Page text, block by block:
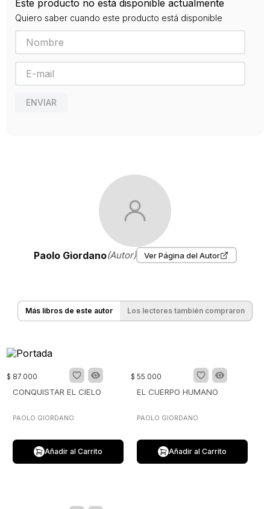
2013
Este producto no está disponible actualmente
Quiero saber cuando este producto está disponible
ENVIAR
Paolo Giordano(Autor) Ver Página del Autor
Más libros de este autor Los lectores también compraron
$ 87.000
CONQUISTAR EL CIELO
PAOLO GIORDANO
Añadir al Carrito
$ 55.000
EL CUERPO HUMANO
PAOLO GIORDANO
Añadir al Carrito